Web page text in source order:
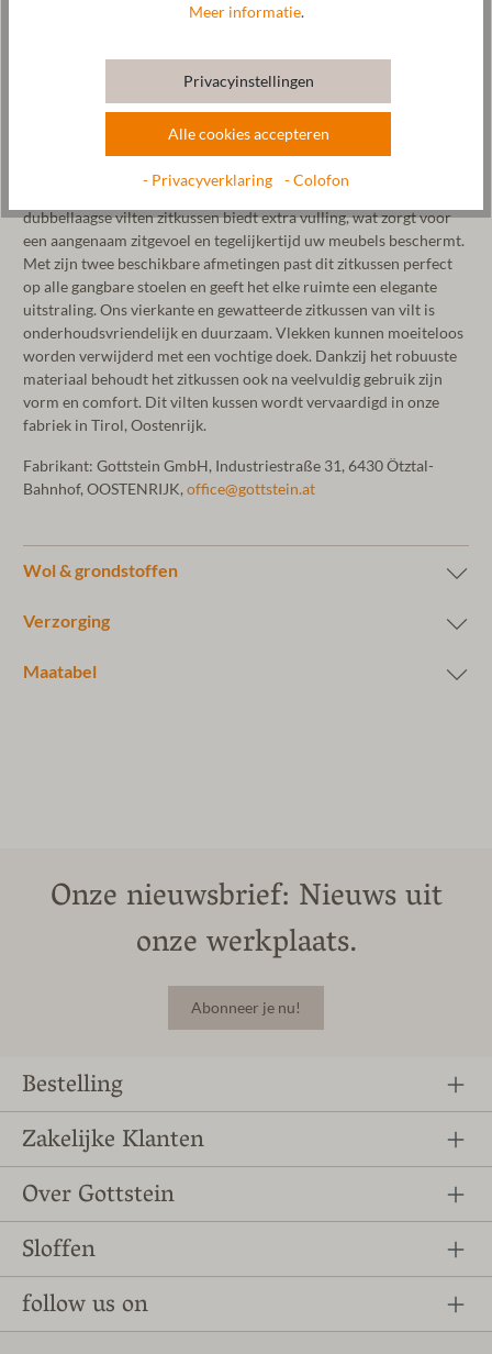
Ervaar het ultieme zitcomfort met ons hoogwaardige, vierkante
vilt zitkussen. De achterkant van de zitkussens is uitgevoerd in de
kleur antraciet, zodat het zitkussen naar smaak en gelegenheid
afmetingen 35x35 cm of 40x40 cm. Vilt is een hoogwaardig
dubbellaagse vilten zitkussen biedt extra vulling, wat zorgt voor
een aangenaam zitgevoel en tegelijkertijd uw meubels beschermt.
Met zijn twee beschikbare afmetingen past dit zitkussen perfect
op alle gangbare stoelen en geeft het elke ruimte een elegante
uitstraling. Ons vierkante en gewatteerde zitkussen van vilt is
onderhoudsvriendelijk en duurzaam. Vlekken kunnen moeiteloos
worden verwijderd met een vochtige doek. Dankzij het robuuste
materiaal behoudt het zitkussen ook na veelvuldig gebruik zijn
vorm en comfort. Dit vilten kussen wordt vervaardigd in onze
fabriek in Tirol, Oostenrijk.
Fabrikant: Gottstein GmbH, Industriestraße 31, 6430 Ötztal-
Bahnhof, OOSTENRIJK,office@gottstein.at
Wol & grondstoffen
Verzorging
Maatabel
Onze nieuwsbrief: Nieuws uit
onze werkplaats.
Abonneer je nu!
Bestelling
Zakelijke Klanten
Over Gottstein
Sloffen
follow us on
Meer informatie.
Privacyinstellingen
Alle cookies accepteren
- Privacyverklaring - Colofon